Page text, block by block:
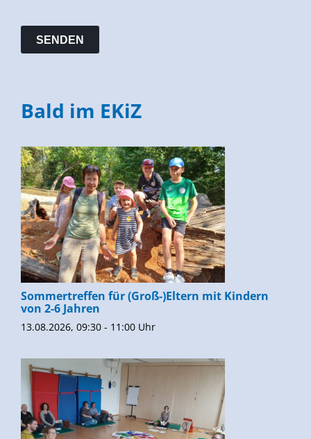
Bald im EKiZ
Sommertreffen für (Groß-)Eltern mit Kindern
von 2-6 Jahren
13.08.2026, 09:30 - 11:00 Uhr